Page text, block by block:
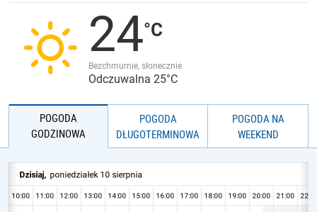
JAKOŚĆ POWIETRZA24
Bezchmurnie, słonecznie
Odczuwalna 25°C
POGODA
GODZINOWA
POGODA
DŁUGOTERMINOWA
POGODA NA
WEEKEND